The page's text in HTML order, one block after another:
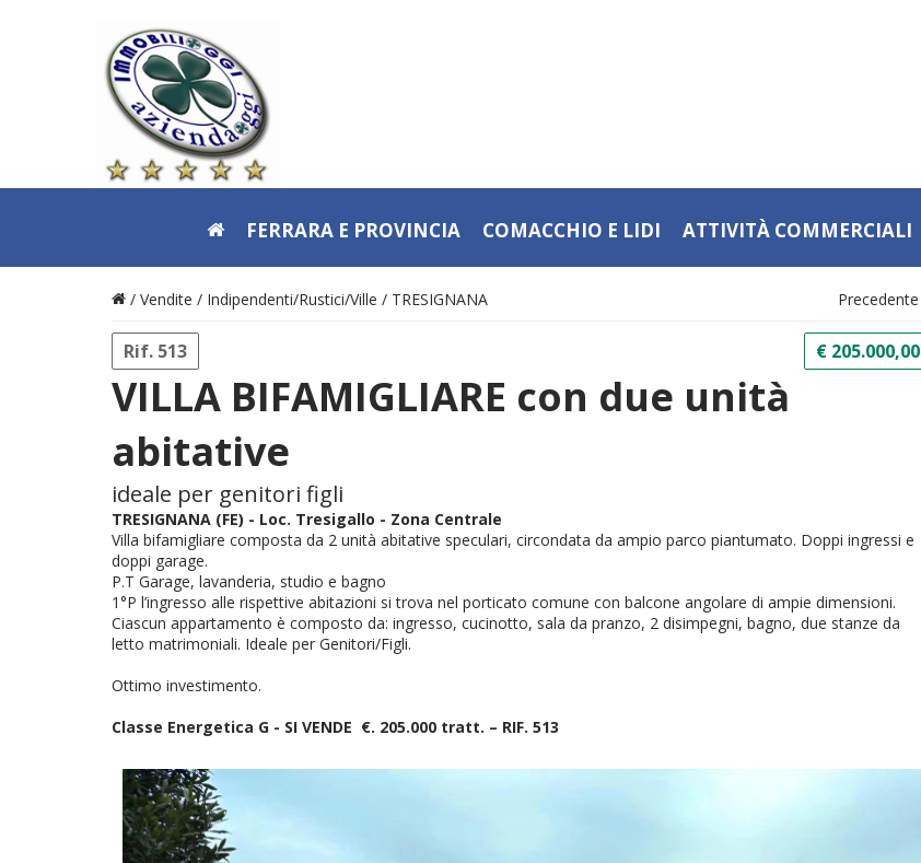
FERRARA E PROVINCIA COMACCHIO E LIDI ATTIVITÀ COMMERCIALI
/ Vendite / Indipendenti/Rustici/Ville / TRESIGNANA Precedente
Rif. 513 € 205.000,00
VILLA BIFAMIGLIARE con due unità
abitative
ideale per genitori figli
TRESIGNANA (FE) - Loc. Tresigallo - Zona Centrale
Villa bifamigliare composta da 2 unità abitative speculari, circondata da ampio parco piantumato. Doppi ingressi e
doppi garage.
P.T Garage, lavanderia, studio e bagno
1°P l’ingresso alle rispettive abitazioni si trova nel porticato comune con balcone angolare di ampie dimensioni.
Ciascun appartamento è composto da: ingresso, cucinotto, sala da pranzo, 2 disimpegni, bagno, due stanze da
letto matrimoniali. Ideale per Genitori/Figli.
Ottimo investimento.
Classe Energetica G - SI VENDE €. 205.000 tratt. – RIF. 513